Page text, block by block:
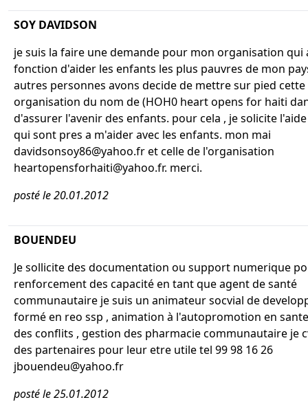
SOY DAVIDSON
je suis la faire une demande pour mon organisation qui
fonction d'aider les enfants les plus pauvres de mon
autres personnes avons decide de mettre sur pied cette
organisation du nom de (HOH0 heart opens for haiti
d'assurer l'avenir des enfants. pour cela , je solicite
qui sont pres a m'aider avec les enfants. mon mai
davidsonsoy86@yahoo.fr et celle de l'organisation
heartopensforhaiti@yahoo.fr. merci.
posté le 20.01.2012
BOUENDEU
Je sollicite des documentation ou support numerique
renforcement des capacité en tant que agent de santé
communautaire je suis un animateur socvial de
formé en reo ssp , animation à l'autopromotion en
des conflits , gestion des pharmacie communautaire je
des partenaires pour leur etre utile tel 99 98 16 26
jbouendeu@yahoo.fr
posté le 25.01.2012